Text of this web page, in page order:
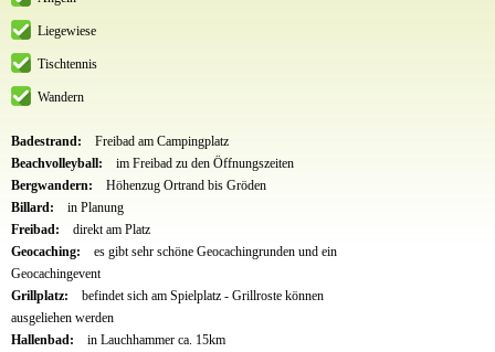
Liegewiese
Tischtennis
Wandern
Badestrand:
Freibad am Campingplatz
Beachvolleyball:
im Freibad zu den Öffnungszeiten
Bergwandern:
Höhenzug Ortrand bis Gröden
Billard:
in Planung
Freibad:
direkt am Platz
Geocaching:
es gibt sehr schöne Geocachingrunden und ein
Geocachingevent
Grillplatz:
befindet sich am Spielplatz - Grillroste können
ausgeliehen werden
Hallenbad:
in Lauchhammer ca. 15km